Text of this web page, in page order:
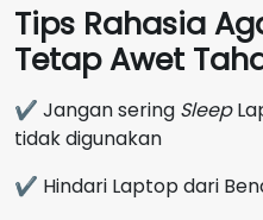
Tips Rahasia
Tetap Awet
✔ Jangan sering Sleep
tidak digunakan
✔ Hindari Laptop dari